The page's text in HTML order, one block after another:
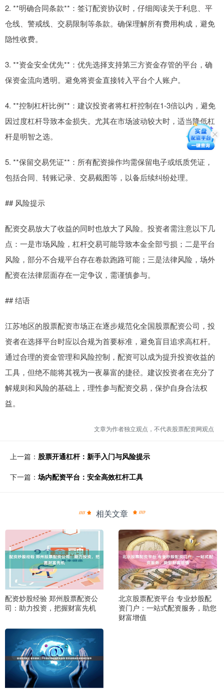
2. **明确合同条款**：签订配资协议时，仔细阅读关于利息、平
仓线、警戒线、交易限制等条款。确保理解所有费用构成，避免
隐性收费。
3. **资金安全优先**：优先选择支持第三方资金存管的平台，确
保资金流向透明。避免将资金直接转入平台个人账户。
4. **控制杠杆比例**：建议投资者将杠杆控制在1-3倍以内，避免
因过度杠杆导致本金损失。尤其在市场波动较大时，适当降低杠
杆是明智之选。
5. **保留交易凭证**：所有配资操作均需保留电子或纸质凭证，
包括合同、转账记录、交易截图等，以备后续纠纷处理。
## 风险提示
配资交易放大了收益的同时也放大了风险。投资者需注意以下几
点：一是市场风险，杠杆交易可能导致本金全部亏损；二是平台
风险，部分不合规平台存在卷款跑路可能；三是法律风险，场外
配资在法律层面存在一定争议，需谨慎参与。
## 结语
江苏地区的股票配资市场正在逐步规范化全国股票配资公司，投
资者在选择平台时应以合规为首要标准，避免盲目追求高杠杆。
通过合理的资金管理和风险控制，配资可以成为提升投资收益的
工具，但绝不能将其视为一夜暴富的捷径。建议投资者在充分了
解规则和风险的基础上，理性参与配资交易，保护自身合法权
益。
文章为作者独立观点，不代表股票配资网观点
上一篇： 股票开通杠杆：新手入门与风险提示
下一篇：场内配资平台：安全高效杠杆工具
相关文章
配资炒股经验 郑州股票配资公
司：助力投资，把握财富先机
北京股票配资平台 专业炒股配
资门户：一站式配资服务，助您
财富增值